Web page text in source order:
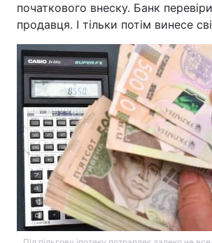
початкового внеску. Банк
продавця. І тільки потім винесе